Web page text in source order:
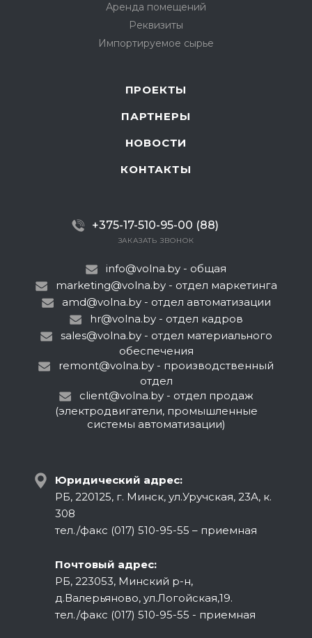
Аренда помещений
Реквизиты
Импортируемое сырье
ПРОЕКТЫ
ПАРТНЕРЫ
НОВОСТИ
КОНТАКТЫ
+375-17-510-95-00 (88)
ЗАКАЗАТЬ ЗВОНОК
info@volna.by - общая
marketing@volna.by- отдел маркетинга
amd@volna.by- отдел автоматизации
hr@volna.by- отдел кадров
sales@volna.by- отдел материального
обеспечения
remont@volna.by - производственный
отдел
client@volna.by- отдел продаж
(электродвигатели, промышленные
системы автоматизации)
Юридический адрес:
РБ, 220125, г. Минск, ул.Уручская, 23А, к.
308
тел./факс (017) 510-95-55 – приемная
Почтовый адрес:
РБ, 223053, Минский р-н,
д.Валерьяново, ул.Логойская,19.
тел./факс (017) 510-95-55 - приемная